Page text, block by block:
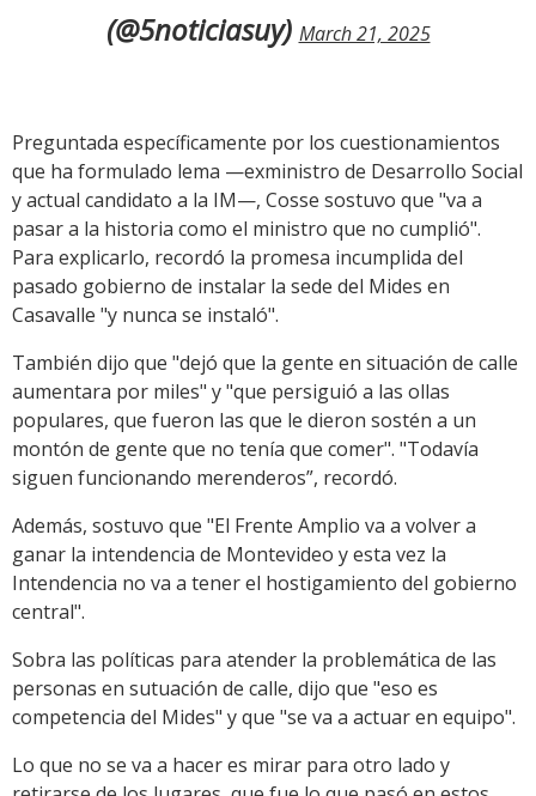
(@5noticiasuy) March 21, 2025
Preguntada específicamente por los cuestionamientos
que ha formulado lema —exministro de Desarrollo Social
y actual candidato a la IM—, Cosse sostuvo que "va a
pasar a la historia como el ministro que no cumplió".
Para explicarlo, recordó la promesa incumplida del
pasado gobierno de instalar la sede del Mides en
Casavalle "y nunca se instaló".
También dijo que "dejó que la gente en situación de calle
aumentara por miles" y "que persiguió a las ollas
populares, que fueron las que le dieron sostén a un
montón de gente que no tenía que comer". "Todavía
siguen funcionando merenderos”, recordó.
Además, sostuvo que "El Frente Amplio va a volver a
ganar la intendencia de Montevideo y esta vez la
Intendencia no va a tener el hostigamiento del gobierno
central".
Sobra las políticas para atender la problemática de las
personas en sutuación de calle, dijo que "eso es
competencia del Mides" y que "se va a actuar en equipo".
Lo que no se va a hacer es mirar para otro lado y